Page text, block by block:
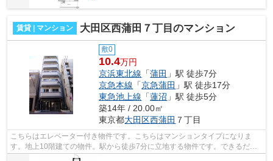
賃貸 | マンション 大田区西蒲田７丁目のマンション
敷0
10.4万円
京浜東北線 「蒲田 」駅 徒歩7分
京急本線 「京急蒲田 」駅 徒歩17分
東急池上線 「蓮沼 」駅 徒歩5分
築14年 / 20.00㎡
東京都大田区西蒲田 ７丁目
こちらはエレベーター付き物件です。こちらはマンションタイプになりま
す。地上10階建ての物件。駅から徒歩7分に立地する物件です。できるだけ
早めに不動産情報を集めたい方は当社スタ...